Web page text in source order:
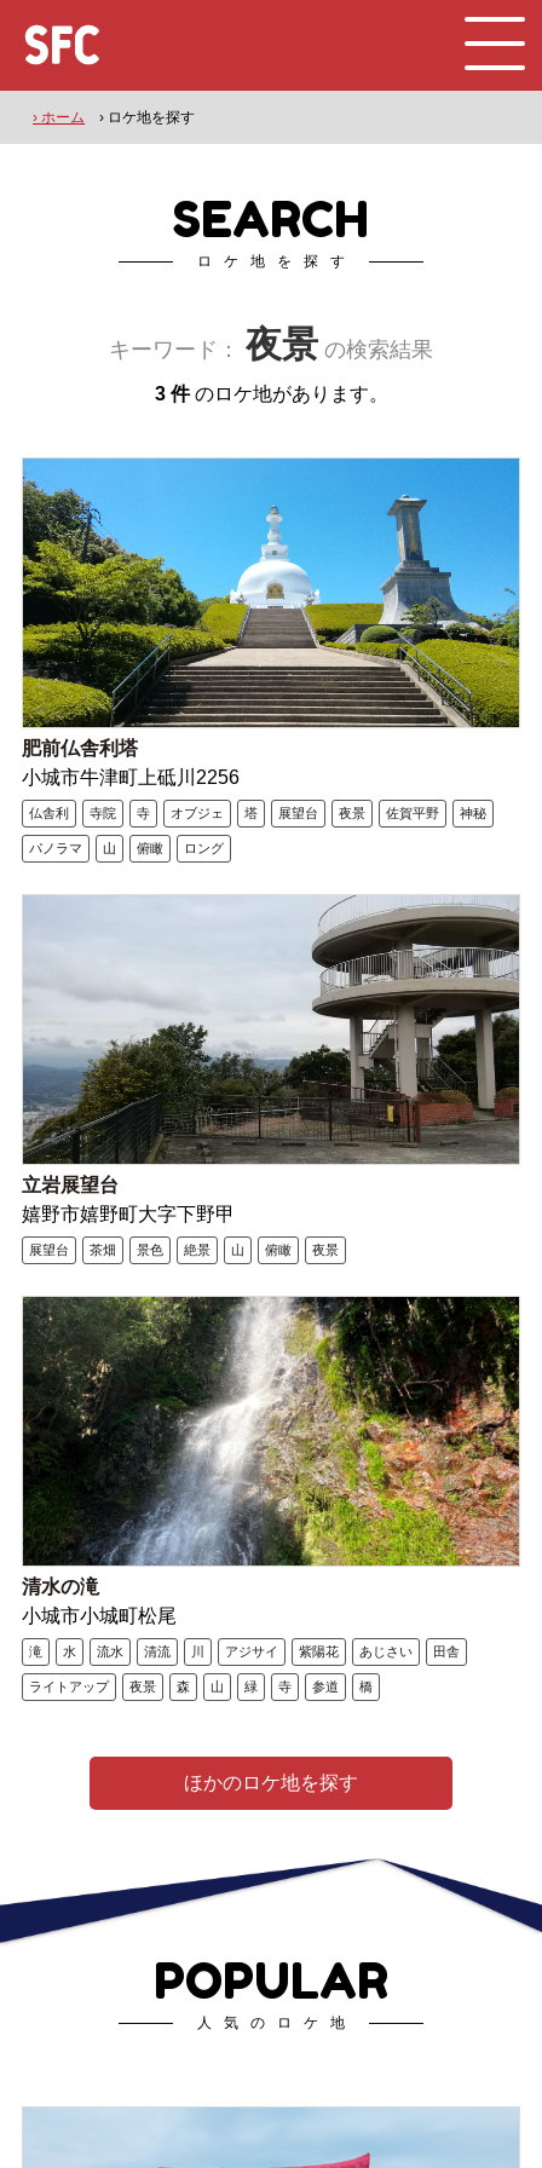
› ホーム › ロケ地を探す
SEARCH
ロケ地を探す
キーワード： 夜景 の検索結果
3 件のロケ地があります。
肥前仏舎利塔
小城市牛津町上砥川2256
仏舎利 寺院 寺 オブジェ 塔 展望台 夜景 佐賀平野 神秘
パノラマ 山 俯瞰 ロング
立岩展望台
嬉野市嬉野町大字下野甲
展望台 茶畑 景色 絶景 山 俯瞰 夜景
清水の滝
小城市小城町松尾
滝 水 流水 清流 川 アジサイ 紫陽花 あじさい 田舎
ライトアップ 夜景 森 山 緑 寺 参道 橋
ほかのロケ地を探す
POPULAR
人気のロケ地